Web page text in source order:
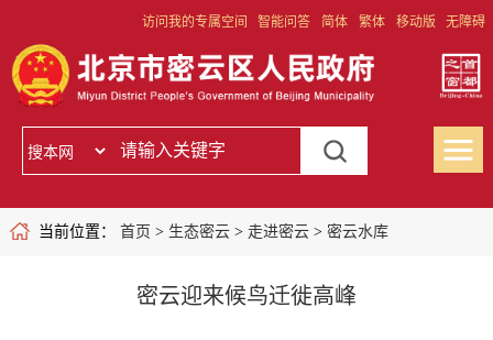
访问我的专属空间 智能问答 简体 繁体 移动版 无障碍
当前位置： 首页 > 生态密云> 走进密云> 密云水库
密云迎来候鸟迁徙高峰